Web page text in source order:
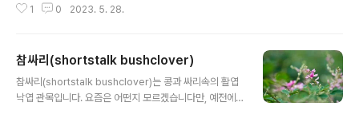
채두(菜豆), 운두(雲豆), 변두(藊豆), 작두(鵲豆), 용과두
물처럼 꽃이 피고 그 꽃이 수분하여 열매를 맺습니다. 그런
힙니다. 땅속에 박힌 씨방의 끝에 땅콩이 열립니다. 그래서
수확할 때 보면 땅콩은 꽃이 피었던 줄기에서 땅속의 열매
까지 단단한 실로 메달려 있는 것을 볼 수 있습니다. 땅콩은
1 0 2023. 5. 28.
참싸리(shortstalk bushclover)
참싸리(shortstalk bushclover)는 콩과 싸리속의 활엽
낙엽 관목입니다. 요즘은 어떤지 모르겠습니다만, 예전에